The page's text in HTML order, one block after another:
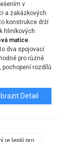
v
a zakázkových
konstrukce drží
hliníkových
matice
dva spojovací
pro různé
pochopení rozdílů
Detail